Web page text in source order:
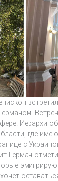
Иерархи
где
с
Герман